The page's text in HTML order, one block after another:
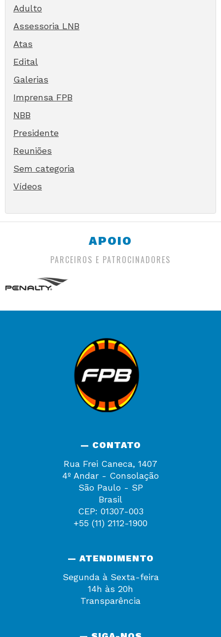
Adulto
Assessoria LNB
Atas
Edital
Galerias
Imprensa FPB
NBB
Presidente
Reuniões
Sem categoria
Vídeos
APOIO
PARCEIROS E PATROCINADORES
— CONTATO
Rua Frei Caneca, 1407
4º Andar - Consolação
São Paulo - SP
Brasil
CEP: 01307-003
+55 (11) 2112-1900
— ATENDIMENTO
Segunda à Sexta-feira
14h às 20h
Transparência